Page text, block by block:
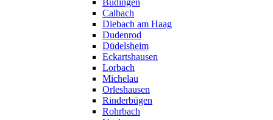
Büdingen
Calbach
Diebach am Haag
Dudenrod
Düdelsheim
Eckartshausen
Lorbach
Michelau
Orleshausen
Rinderbügen
Rohrbach